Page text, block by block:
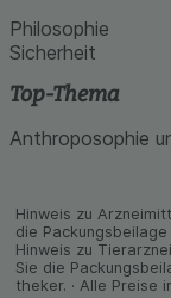
Philosophie
Sicherheit
Top-Thema
Anthroposophie
Hinweis zu
die
Hinweis zu
Sie die
theker. · Alle Preise